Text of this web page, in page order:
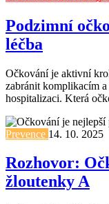
Podzimní
léčba
Očkování je aktivní
zabránit komplikacím
hospitalizaci. Která
Prevence 14. 10. 2025
Rozhovor:
žloutenky A